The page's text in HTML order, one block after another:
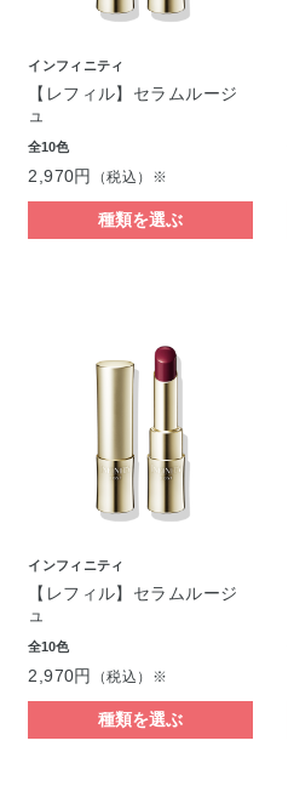
インフィニティ
【レフィル】セラムルージ
ュ
全10色
2,970円 （税込）※
種類を選ぶ
インフィニティ
【レフィル】セラムルージ
ュ
全10色
2,970円 （税込）※
種類を選ぶ